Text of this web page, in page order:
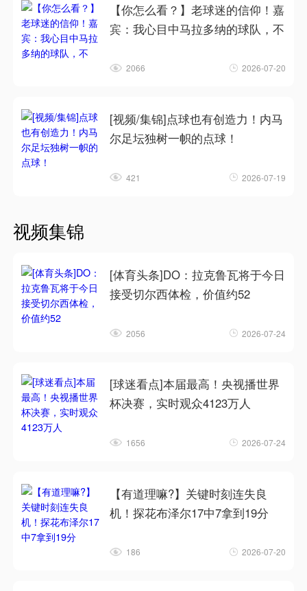
【你怎么看？】老球迷的信仰！嘉
宾：我心目中马拉多纳的球队，不
2066 2026-07-20
[视频/集锦]点球也有创造力！内马
尔足坛独树一帜的点球！
421 2026-07-19
视频集锦
[体育头条]DO：拉克鲁瓦将于今日
接受切尔西体检，价值约52
2056 2026-07-24
[球迷看点]本届最高！央视播世界
杯决赛，实时观众4123万人
1656 2026-07-24
【有道理嘛?】关键时刻连失良
机！探花布泽尔17中7拿到19分
186 2026-07-20